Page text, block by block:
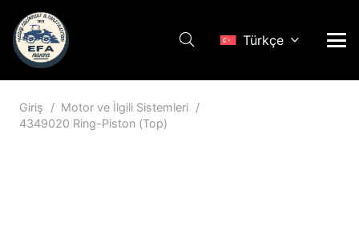
Türkçe
Giriş / Motor ve İlgili Sistemleri /
4349020 Ring-Piston (Top)